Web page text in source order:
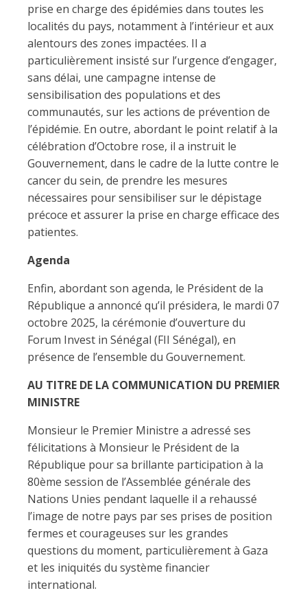
prise en charge des épidémies dans toutes les
localités du pays, notamment à l’intérieur et aux
alentours des zones impactées. Il a
particulièrement insisté sur l’urgence d’engager,
sans délai, une campagne intense de
sensibilisation des populations et des
communautés, sur les actions de prévention de
l’épidémie. En outre, abordant le point relatif à la
célébration d’Octobre rose, il a instruit le
Gouvernement, dans le cadre de la lutte contre le
cancer du sein, de prendre les mesures
nécessaires pour sensibiliser sur le dépistage
précoce et assurer la prise en charge efficace des
patientes.
Agenda
Enfin, abordant son agenda, le Président de la
République a annoncé qu’il présidera, le mardi 07
octobre 2025, la cérémonie d’ouverture du
Forum Invest in Sénégal (FII Sénégal), en
présence de l’ensemble du Gouvernement.
AU TITRE DE LA COMMUNICATION DU PREMIER
MINISTRE
Monsieur le Premier Ministre a adressé ses
félicitations à Monsieur le Président de la
République pour sa brillante participation à la
80ème session de l’Assemblée générale des
Nations Unies pendant laquelle il a rehaussé
l’image de notre pays par ses prises de position
fermes et courageuses sur les grandes
questions du moment, particulièrement à Gaza
et les iniquités du système financier
international.